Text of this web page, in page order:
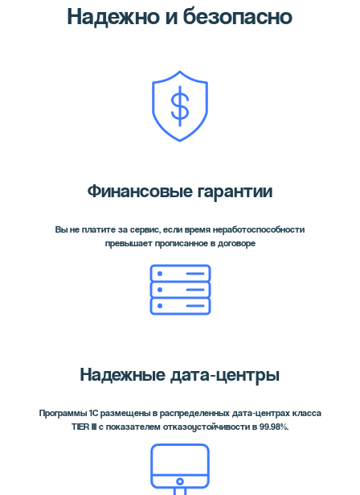
Надежно и безопасно
Финансовые гарантии
Вы не платите за сервис, если время неработоспособности
превышает прописанное в договоре
Надежные дата‑центры
Программы 1С размещены в распределенных дата‑центрах класса
TIER III с показателем отказоустойчивости в 99.98%.